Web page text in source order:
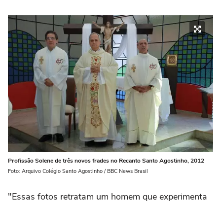
Profissão Solene de três novos frades no Recanto Santo Agostinho, 2012
Foto: Arquivo Colégio Santo Agostinho / BBC News Brasil
"Essas fotos retratam um homem que experimenta